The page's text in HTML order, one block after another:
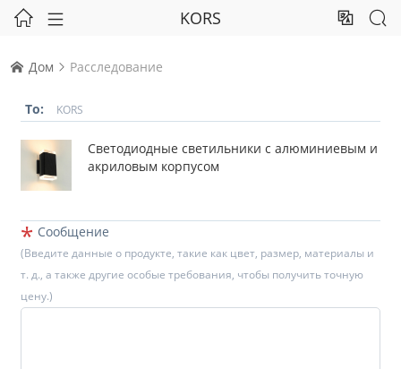
  KORS  
 Дом  Расследование
To: KORS
Светодиодные светильники с алюминиевым и
акриловым корпусом
* Сообщение
(Введите данные о продукте, такие как цвет, размер, материалы и
т. д., а также другие особые требования, чтобы получить точную
цену.)